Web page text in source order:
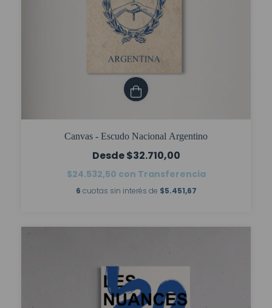
Canvas - Escudo Nacional Argentino
$32.710,00
$24.532,50 con Transferencia
6 cuotas sin interés de $5.451,67